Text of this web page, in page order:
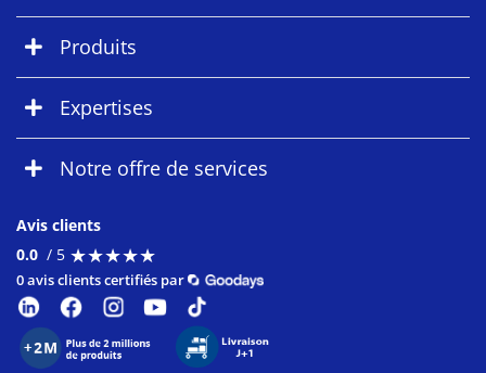
Produits
Expertises
Notre offre de services
Avis clients
0.0 / 5 ★★★★★
★★★★★
0 avis clients certifiés par